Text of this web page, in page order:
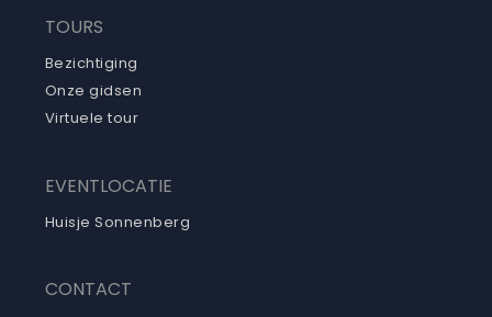
TOURS
Bezichtiging
Onze gidsen
Virtuele tour
EVENTLOCATIE
Huisje Sonnenberg
CONTACT